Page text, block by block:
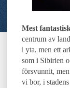
Mest
centrum av
i yta, men ett
som i Sibirien
försvunnit,
vi bor, i